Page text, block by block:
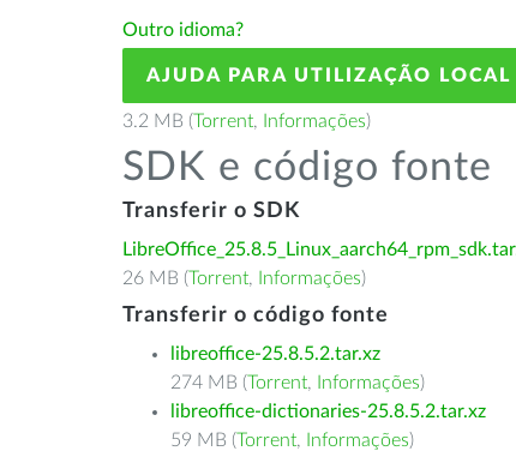
Outro idioma?
AJUDA PARA UTILIZAÇÃO LOCAL
3.2 MB (Torrent, Informações)
SDK e código fonte
Transferir o SDK
26 MB (Torrent, Informações)
Transferir o código fonte
libreoffice-25.8.5.2.tar.xz
274 MB (Torrent, Informações)
libreoffice-dictionaries-25.8.5.2.tar.xz
59 MB (Torrent, Informações)